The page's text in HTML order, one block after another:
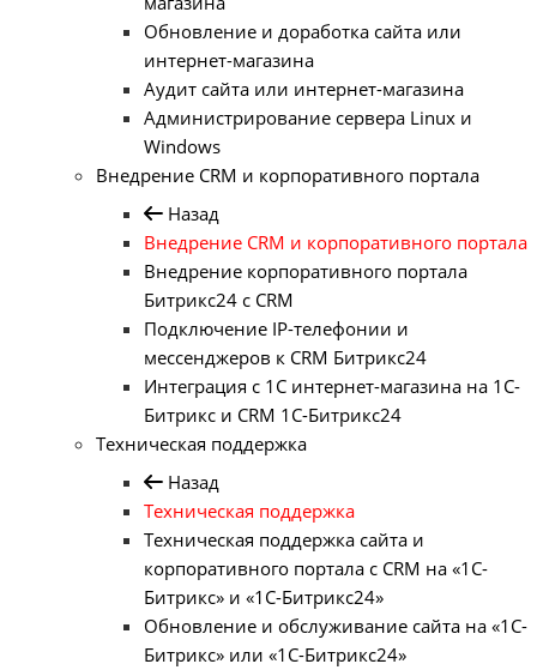
Обновление и доработка сайта или
интернет-магазина
Аудит сайта или интернет-магазина
Администрирование сервера Linux и
Windows
Внедрение CRM и корпоративного портала
Назад
Внедрение CRM и корпоративного портала
Внедрение корпоративного портала
Битрикс24 с CRM
Подключение IP-телефонии и
мессенджеров к CRM Битрикс24
Интеграция с 1С интернет-магазина на 1С-
Битрикс и CRM 1С-Битрикс24
Техническая поддержка
Назад
Техническая поддержка
Техническая поддержка сайта и
корпоративного портала с CRM на «1С-
Битрикс» и «1С-Битрикс24»
Обновление и обслуживание сайта на «1С-
Битрикс» или «1С-Битрикс24»